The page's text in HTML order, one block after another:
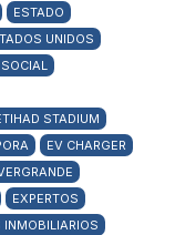
ESTADO
UNIDOS
STADIUM
EV CHARGER
EXPERTOS
INMOBILIARIOS